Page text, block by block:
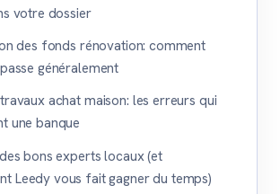
votre dossier
des fonds rénovation: comment
généralement
achat maison: les erreurs qui
une banque
bons experts locaux (et
Leedy vous fait gagner du temps)